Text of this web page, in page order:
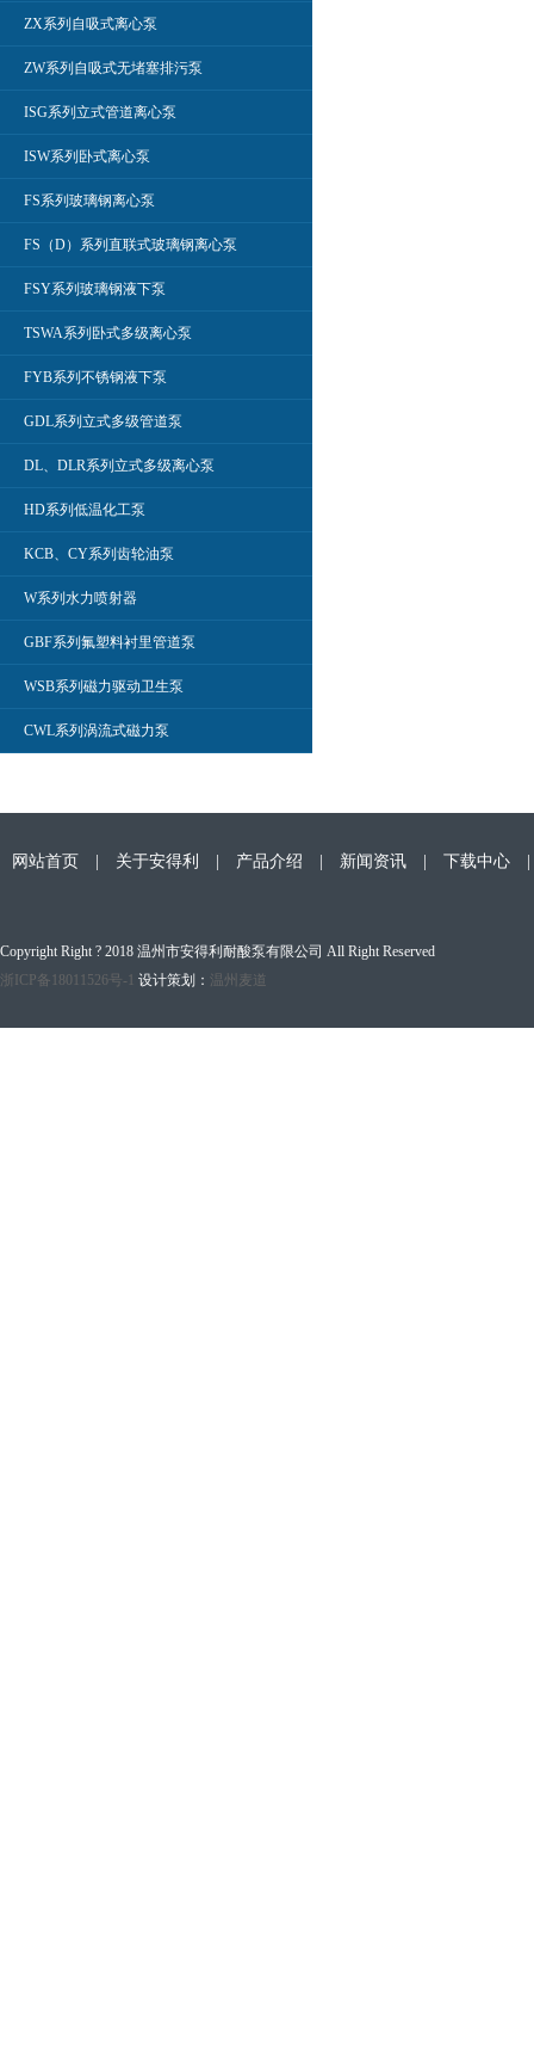
ZX系列自吸式离心泵
ZW系列自吸式无堵塞排污泵
ISG系列立式管道离心泵
ISW系列卧式离心泵
FS系列玻璃钢离心泵
FS（D）系列直联式玻璃钢离心泵
FSY系列玻璃钢液下泵
TSWA系列卧式多级离心泵
FYB系列不锈钢液下泵
GDL系列立式多级管道泵
DL、DLR系列立式多级离心泵
HD系列低温化工泵
KCB、CY系列齿轮油泵
W系列水力喷射器
GBF系列氟塑料衬里管道泵
WSB系列磁力驱动卫生泵
CWL系列涡流式磁力泵
网站首页 关于安得利 产品介绍 新闻资讯 下载中心
Copyright Right ? 2018 温州市安得利耐酸泵有限公司 All Right Reserved
浙ICP备18011526号-1
设计策划： 温州麦道